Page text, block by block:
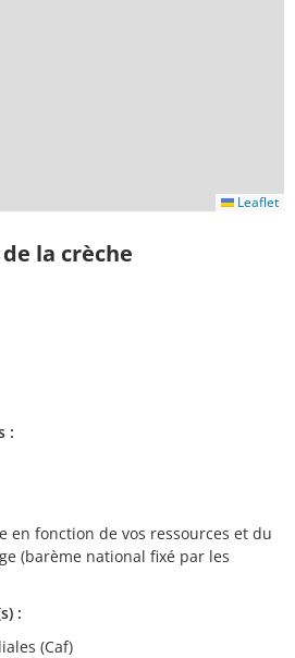
Leaflet
la crèche
:
en fonction de vos ressources et du
(barème national fixé par les
:
(Caf)